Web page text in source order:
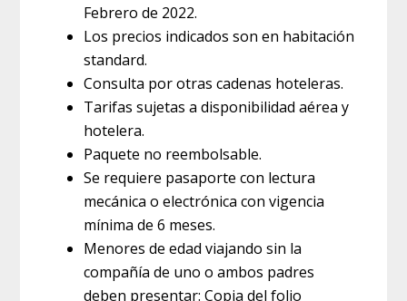
Febrero de 2022.
Los precios indicados son en habitación
standard.
Consulta por otras cadenas hoteleras.
Tarifas sujetas a disponibilidad aérea y
hotelera.
Paquete no reembolsable.
Se requiere pasaporte con lectura
mecánica o electrónica con vigencia
mínima de 6 meses.
Menores de edad viajando sin la
compañía de uno o ambos padres
deben presentar: Copia del folio